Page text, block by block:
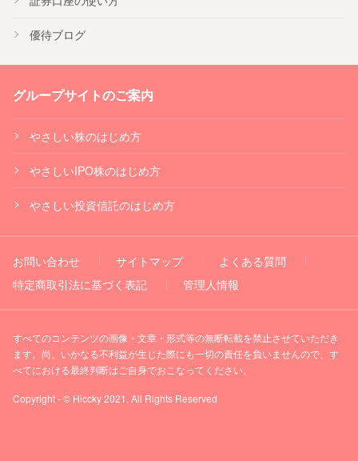
優待ブログ
グループサイトのご案内
やさしい株のはじめ方
やさしいIPO株のはじめ方
やさしい投資信託のはじめ方
お問い合わせ サイトマップ
よくある質問
特定商取引法に基づく表記
管理人情報
すべてのコンテンツの画像・文章・形式等の無断転載を禁止させていただき
ます。尚、いかなる不利益が生じた際にも一切の責任を負いませんので、す
べてにおける最終判断はご自身でおこなってください。
Copyright - © Hiccky 2021. All Rights Reserved